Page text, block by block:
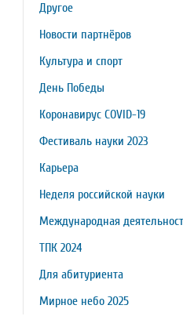
Другое
Новости партнёров
Культура и спорт
День Победы
Коронавирус COVID-19
Фестиваль науки 2023
Карьера
Неделя российской науки
Международная
ТПК 2024
Для абитуриента
Мирное небо 2025